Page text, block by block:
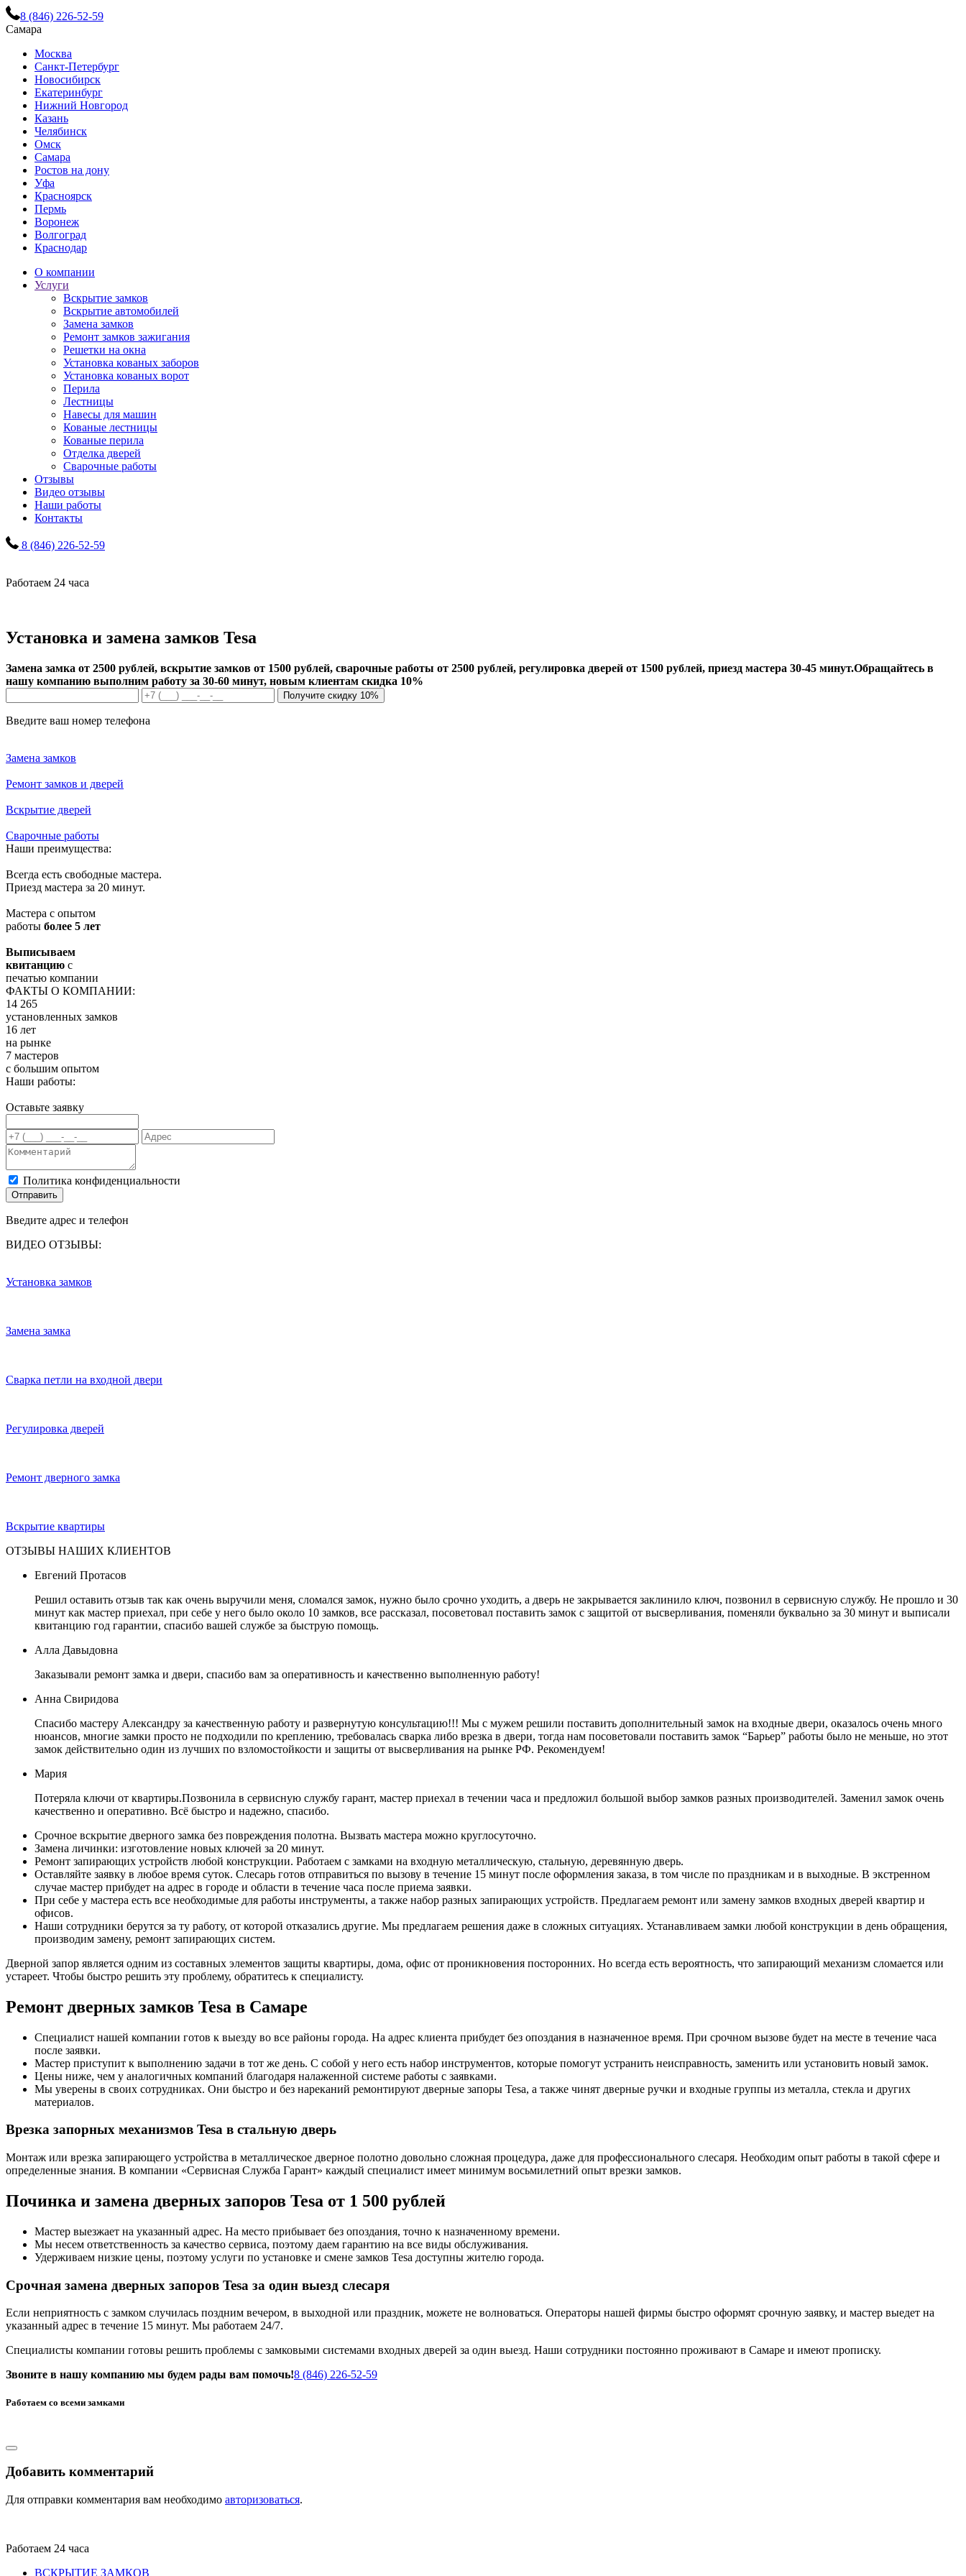
8 (846) 226-52-59
Самара
Москва
Санкт-Петербург
Новосибирск
Екатеринбург
Нижний Новгород
Казань
Челябинск
Омск
Самара
Ростов на дону
Уфа
Красноярск
Пермь
Воронеж
Волгоград
Краснодар
О компании
Услуги
Вскрытие замков
Вскрытие автомобилей
Замена замков
Ремонт замков зажигания
Решетки на окна
Установка кованых заборов
Установка кованых ворот
Перила
Лестницы
Навесы для машин
Кованые лестницы
Кованые перила
Отделка дверей
Сварочные работы
Отзывы
Видео отзывы
Наши работы
Контакты
8 (846) 226-52-59
Работаем 24 часа
Установка и замена замков Tesa
Замена замка от 2500 рублей, вскрытие замков от 1500 рублей, сварочные работы от 2500 рублей, регулировка дверей от 1500 рублей, приезд мастера 30-45 минут.Обращайтесь в
нашу компанию выполним работу за 30-60 минут, новым клиентам скидка 10%
Получите скидку 10%
Введите ваш номер телефона
Замена замков
Ремонт замков и дверей
Вскрытие дверей
Сварочные работы
Наши преимущества:
Всегда есть свободные мастера.
Приезд мастера за 20 минут.
Мастера с опытом
работы более 5 лет
Выписываем
квитанцию с
печатью компании
ФАКТЫ О КОМПАНИИ:
14 265
установленных замков
16 лет
на рынке
7 мастеров
с большим опытом
Наши работы:
Оставьте заявку
Политика конфиденциальности
Отправить
Введите адрес и телефон
ВИДЕО ОТЗЫВЫ:
Установка замков
Замена замка
Сварка петли на входной двери
Регулировка дверей
Ремонт дверного замка
Вскрытие квартиры
ОТЗЫВЫ НАШИХ КЛИЕНТОВ
Евгений Протасов
Решил оставить отзыв так как очень выручили меня, сломался замок, нужно было срочно уходить, а дверь не закрывается заклинило ключ, позвонил в сервисную службу. Не прошло и 30
минут как мастер приехал, при себе у него было около 10 замков, все рассказал, посоветовал поставить замок с защитой от высверливания, поменяли буквально за 30 минут и выписали
квитанцию год гарантии, спасибо вашей службе за быструю помощь.
Алла Давыдовна
Заказывали ремонт замка и двери, спасибо вам за оперативность и качественно выполненную работу!
Анна Свиридова
Спасибо мастеру Александру за качественную работу и развернутую консультацию!!! Мы с мужем решили поставить дополнительный замок на входные двери, оказалось очень много
нюансов, многие замки просто не подходили по креплению, требовалась сварка либо врезка в двери, тогда нам посоветовали поставить замок “Барьер” работы было не меньше, но этот
замок действительно один из лучших по взломостойкости и защиты от высверливания на рынке РФ. Рекомендуем!
Мария
Потеряла ключи от квартиры.Позвонила в сервисную службу гарант, мастер приехал в течении часа и предложил большой выбор замков разных производителей. Заменил замок очень
качественно и оперативно. Всё быстро и надежно, спасибо.
Срочное вскрытие дверного замка без повреждения полотна. Вызвать мастера можно круглосуточно.
Замена личинки: изготовление новых ключей за 20 минут.
Ремонт запирающих устройств любой конструкции. Работаем с замками на входную металлическую, стальную, деревянную дверь.
Оставляйте заявку в любое время суток. Слесарь готов отправиться по вызову в течение 15 минут после оформления заказа, в том числе по праздникам и в выходные. В экстренном
случае мастер прибудет на адрес в городе и области в течение часа после приема заявки.
При себе у мастера есть все необходимые для работы инструменты, а также набор разных запирающих устройств. Предлагаем ремонт или замену замков входных дверей квартир и
офисов.
Наши сотрудники берутся за ту работу, от которой отказались другие. Мы предлагаем решения даже в сложных ситуациях. Устанавливаем замки любой конструкции в день обращения,
производим замену, ремонт запирающих систем.
Дверной запор является одним из составных элементов защиты квартиры, дома, офис от проникновения посторонних. Но всегда есть вероятность, что запирающий механизм сломается или
устареет. Чтобы быстро решить эту проблему, обратитесь к специалисту.
Ремонт дверных замков Tesa в Самаре
Специалист нашей компании готов к выезду во все районы города. На адрес клиента прибудет без опоздания в назначенное время. При срочном вызове будет на месте в течение часа
после заявки.
Мастер приступит к выполнению задачи в тот же день. С собой у него есть набор инструментов, которые помогут устранить неисправность, заменить или установить новый замок.
Цены ниже, чем у аналогичных компаний благодаря налаженной системе работы с заявками.
Мы уверены в своих сотрудниках. Они быстро и без нареканий ремонтируют дверные запоры Tesa, а также чинят дверные ручки и входные группы из металла, стекла и других
материалов.
Врезка запорных механизмов Tesa в стальную дверь
Монтаж или врезка запирающего устройства в металлическое дверное полотно довольно сложная процедура, даже для профессионального слесаря. Необходим опыт работы в такой сфере и
определенные знания. В компании «Сервисная Служба Гарант» каждый специалист имеет минимум восьмилетний опыт врезки замков.
Починка и замена дверных запоров Tesa от 1 500 рублей
Мастер выезжает на указанный адрес. На место прибывает без опоздания, точно к назначенному времени.
Мы несем ответственность за качество сервиса, поэтому даем гарантию на все виды обслуживания.
Удерживаем низкие цены, поэтому услуги по установке и смене замков Tesa доступны жителю города.
Срочная замена дверных запоров Tesa за один выезд слесаря
Если неприятность с замком случилась поздним вечером, в выходной или праздник, можете не волноваться. Операторы нашей фирмы быстро оформят срочную заявку, и мастер выедет на
указанный адрес в течение 15 минут. Мы работаем 24/7.
Специалисты компании готовы решить проблемы с замковыми системами входных дверей за один выезд. Наши сотрудники постоянно проживают в Самаре и имеют прописку.
Звоните в нашу компанию мы будем рады вам помочь!8 (846) 226-52-59
Работаем со всеми замками
Добавить комментарий
Для отправки комментария вам необходимо авторизоваться.
Работаем 24 часа
ВСКРЫТИЕ ЗАМКОВ